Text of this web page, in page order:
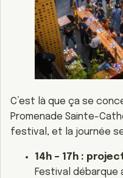
C’est là que ça se
Promenade Sainte-
festival, et la journée
14h – 17h :
Festival